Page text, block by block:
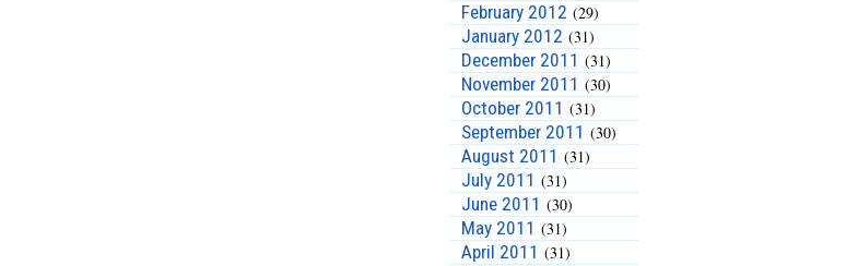
February 2012 (29)
January 2012 (31)
December 2011 (31)
November 2011 (30)
October 2011 (31)
September 2011 (30)
August 2011 (31)
July 2011 (31)
June 2011 (30)
May 2011 (31)
April 2011 (31)